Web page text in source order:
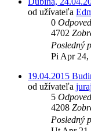
od užívateľa
0
4702
Posledný
Pi Apr 24,
19.04.2015
od užívateľa juraj
5
4208
Posledný